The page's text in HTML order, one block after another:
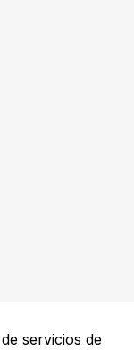
servicios de